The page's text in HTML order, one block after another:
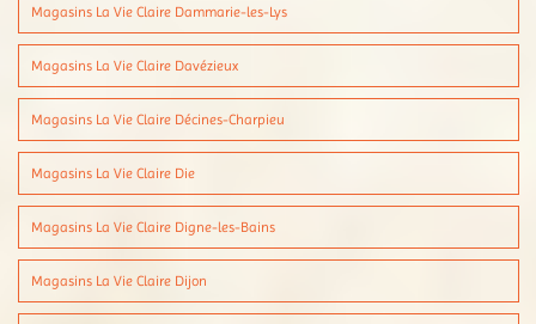
Magasins La Vie Claire Dammarie-les-Lys
Magasins La Vie Claire Davézieux
Magasins La Vie Claire Décines-Charpieu
Magasins La Vie Claire Die
Magasins La Vie Claire Digne-les-Bains
Magasins La Vie Claire Dijon